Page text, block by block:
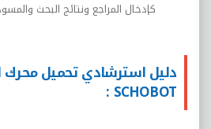
كإدخال المراجع ونتائج البحث
دليل استرشادي تحميل
SCHOBOT :